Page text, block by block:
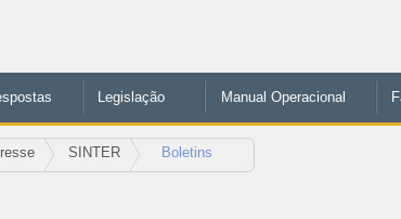
Legislação Manual Operacional
SINTER Boletins